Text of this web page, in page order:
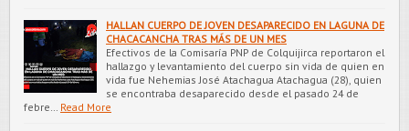
HALLAN CUERPO DE JOVEN DESAPARECIDO EN LAGUNA DE
CHACACANCHA TRAS MÁS DE UN MES
Efectivos de la Comisaría PNP de Colquijirca reportaron el
hallazgo y levantamiento del cuerpo sin vida de quien en
vida fue Nehemias José Atachagua Atachagua (28), quien
se encontraba desaparecido desde el pasado 24 de
febre…
Read More